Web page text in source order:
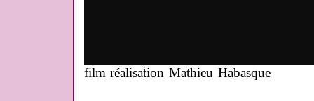
film réalisation Mathieu Habasque